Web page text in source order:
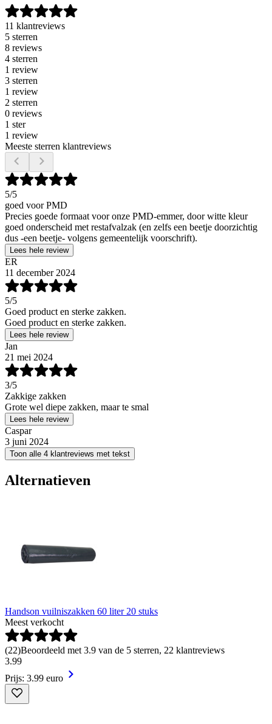
11 klantreviews
5 sterren
8 reviews
4 sterren
1 review
3 sterren
1 review
2 sterren
0 reviews
1 ster
1 review
Meeste sterren klantreviews
5/5
goed voor PMD
Precies goede formaat voor onze PMD-emmer, door witte kleur
goed onderscheid met restafvalzak (en zelfs een beetje doorzichtig
dus -een beetje- volgens gemeentelijk voorschrift).
Lees hele review
ER
11 december 2024
5/5
Goed product en sterke zakken.
Goed product en sterke zakken.
Lees hele review
Jan
21 mei 2024
3/5
Zakkige zakken
Grote wel diepe zakken, maar te smal
Lees hele review
Caspar
3 juni 2024
Toon alle 4 klantreviews met tekst
Alternatieven
Handson vuilniszakken 60 liter 20 stuks
Meest verkocht
(22)Beoordeeld met 3.9 van de 5 sterren, 22 klantreviews
3.99
Prijs: 3.99 euro